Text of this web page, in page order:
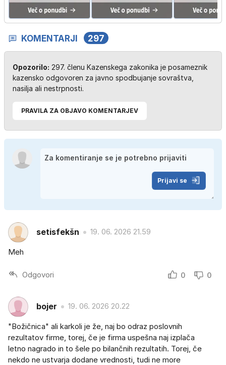
KOMENTARJI 297
Opozorilo: 297. členu Kazenskega zakonika je posameznik
kazensko odgovoren za javno spodbujanje sovraštva,
nasilja ali nestrpnosti.
PRAVILA ZA OBJAVO KOMENTARJEV
Prijavi se
setisfekšn 19. 06. 2026 21.59
Meh
Odgovori 0 0
bojer 19. 06. 2026 20.22
"Božičnica" ali karkoli je že, naj bo odraz poslovnih
rezultatov firme, torej, če je firma uspešna naj izplača
letno nagrado in to šele po bilančnih rezultatih. Torej, če
nekdo ne ustvarja dodane vrednosti, tudi ne more